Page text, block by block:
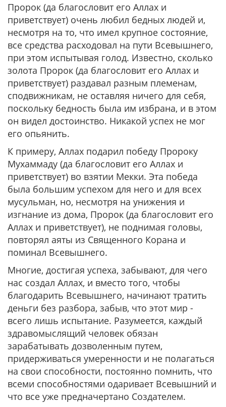
Пророк (да благословит его Аллах и
приветствует) очень любил бедных людей и,
несмотря на то, что имел крупное состояние,
все средства расходовал на пути Всевышнего,
при этом испытывая голод. Известно, сколько
золота Пророк (да благословит его Аллах и
приветствует) раздавал разным племенам,
сподвижникам, не оставляя ничего для себя,
поскольку бедность была им избрана, и в этом
он видел достоинство. Никакой успех не мог
его опьянить.
К примеру, Аллах подарил победу Пророку
Мухаммаду (да благословит его Аллах и
приветствует) во взятии Мекки. Эта победа
была большим успехом для него и для всех
мусульман, но, несмотря на унижения и
изгнание из дома, Пророк (да благословит его
Аллах и приветствует), не поднимая головы,
повторял аяты из Священного Корана и
поминал Всевышнего.
Многие, достигая успеха, забывают, для чего
нас создал Аллах, и вместо того, чтобы
благодарить Всевышнего, начинают тратить
деньги без разбора, забыв, что этот мир -
всего лишь испытание. Разумеется, каждый
здравомыслящий человек обязан
зарабатывать дозволенным путем,
придерживаться умеренности и не полагаться
на свои способности, постоянно помнить, что
всеми способностями одаривает Всевышний и
что все уже предначертано Создателем.